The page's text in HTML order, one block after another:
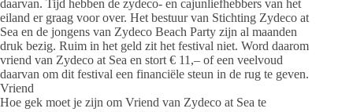
daarvan. Tijd hebben de zydeco- en cajunliefhebbers van het
eiland er graag voor over. Het bestuur van Stichting Zydeco at
Sea en de jongens van Zydeco Beach Party zijn al maanden
druk bezig. Ruim in het geld zit het festival niet. Word daarom
vriend van Zydeco at Sea en stort € 11,– of een veelvoud
daarvan om dit festival een financiële steun in de rug te geven.
Vriend
Hoe gek moet je zijn om Vriend van Zydeco at Sea te